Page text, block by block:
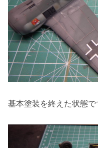
基本塗装を終えた状態で